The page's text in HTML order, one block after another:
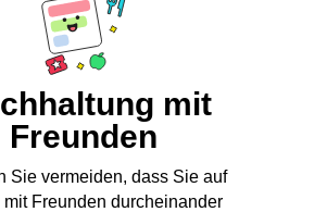
Sie vermeiden, dass Sie auf
mit Freunden durcheinander
mit
Freunden